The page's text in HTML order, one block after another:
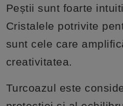
Peștii sunt foarte
Cristalele potrivite
sunt cele care
creativitatea.
Turcoazul este